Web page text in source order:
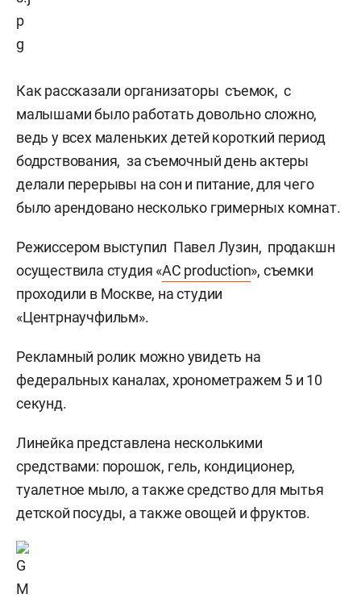
Как рассказали организаторы съемок, с
малышами было работать довольно сложно,
ведь у всех маленьких детей короткий период
бодрствования, за съемочный день актеры
делали перерывы на сон и питание, для чего
было арендовано несколько гримерных комнат.
Режиссером выступил Павел Лузин, продакшн
осуществила студия «AC production», съемки
проходили в Москве, на студии
«Центрнаучфильм».
Рекламный ролик можно увидеть на
федеральных каналах, хронометражем 5 и 10
секунд.
Линейка представлена несколькими
средствами: порошок, гель, кондиционер,
туалетное мыло, а также средство для мытья
детской посуды, а также овощей и фруктов.